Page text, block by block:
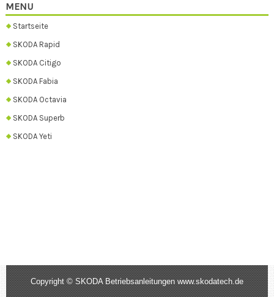
MENU
Startseite
SKODA Rapid
SKODA Citigo
SKODA Fabia
SKODA Octavia
SKODA Superb
SKODA Yeti
Copyright © SKODA Betriebsanleitungen www.skodatech.de